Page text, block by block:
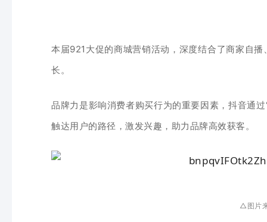
本届921大促的商城营销活动，深度结合了商家自播
长。
品牌力 是影响消费者购买行为的重要因素，抖音通过
触达用户的路径， 激发兴趣， 助力品牌高效获客。
△图片